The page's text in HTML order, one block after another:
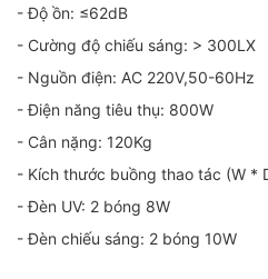
- Độ ồn: ≤62dB
- Cường độ chiếu sáng: > 300LX
- Nguồn điện: AC 220V,50-60Hz
- Điện năng tiêu thụ: 800W
- Cân nặng: 120Kg
- Kích thước buồng thao tác (W *
- Đèn UV: 2 bóng 8W
- Đèn chiếu sáng: 2 bóng 10W